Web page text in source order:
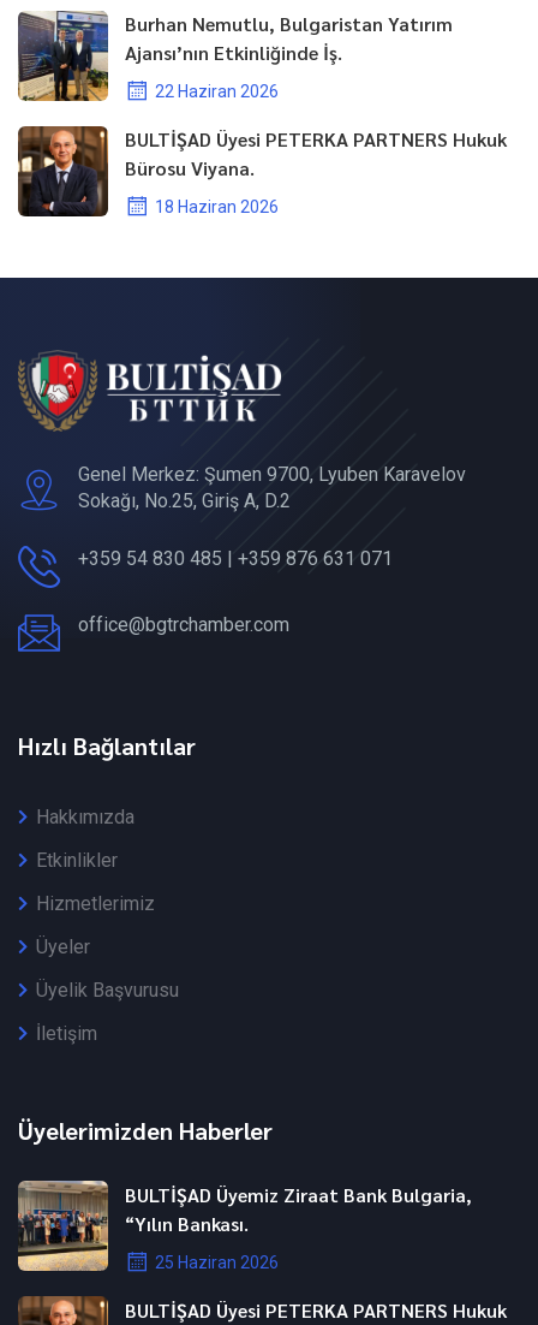
Burhan Nemutlu, Bulgaristan Yatırım
Ajansı’nın Etkinliğinde İş.
22 Haziran 2026
BULTİŞAD Üyesi PETERKA PARTNERS Hukuk
Bürosu Viyana.
18 Haziran 2026
Genel Merkez: Şumen 9700, Lyuben Karavelov
Sokağı, No.25, Giriş A, D.2
+359 54 830 485 | +359 876 631 071
office@bgtrchamber.com
Hızlı Bağlantılar
Hakkımızda
Etkinlikler
Hizmetlerimiz
Üyeler
Üyelik Başvurusu
İletişim
Üyelerimizden Haberler
BULTİŞAD Üyemiz Ziraat Bank Bulgaria,
“Yılın Bankası.
25 Haziran 2026
BULTİŞAD Üyesi PETERKA PARTNERS Hukuk